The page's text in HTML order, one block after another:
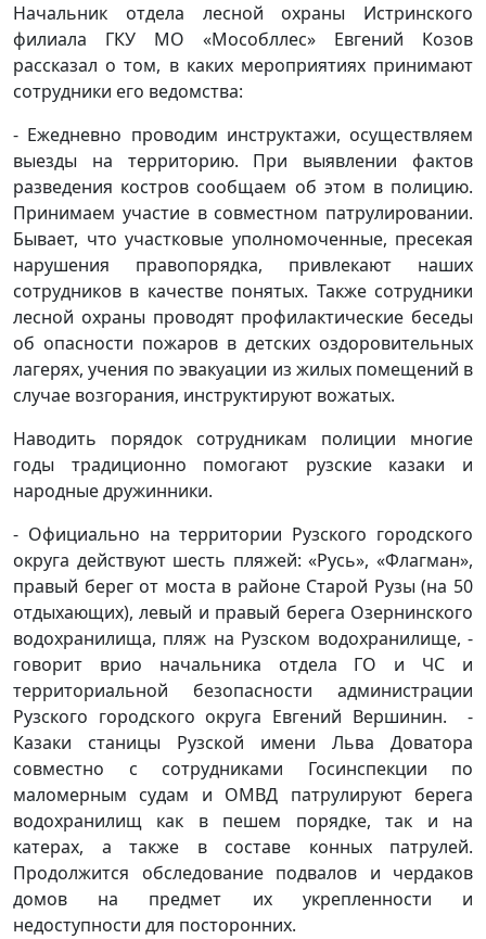
Начальник отдела лесной охраны Истринского
филиала ГКУ МО «Мособллес» Евгений Козов
рассказал о том, в каких мероприятиях принимают
сотрудники его ведомства:
- Ежедневно проводим инструктажи, осуществляем
выезды на территорию. При выявлении фактов
разведения костров сообщаем об этом в полицию.
Принимаем участие в совместном патрулировании.
Бывает, что участковые уполномоченные, пресекая
нарушения правопорядка, привлекают наших
сотрудников в качестве понятых. Также сотрудники
лесной охраны проводят профилактические беседы
об опасности пожаров в детских оздоровительных
лагерях, учения по эвакуации из жилых помещений в
случае возгорания, инструктируют вожатых.
Наводить порядок сотрудникам полиции многие
годы традиционно помогают рузские казаки и
народные дружинники.
- Официально на территории Рузского городского
округа действуют шесть пляжей: «Русь», «Флагман»,
правый берег от моста в районе Старой Рузы (на 50
отдыхающих), левый и правый берега Озернинского
водохранилища, пляж на Рузском водохранилище, -
говорит врио начальника отдела ГО и ЧС и
территориальной безопасности администрации
Рузского городского округа Евгений Вершинин. -
Казаки станицы Рузской имени Льва Доватора
совместно с сотрудниками Госинспекции по
маломерным судам и ОМВД патрулируют берега
водохранилищ как в пешем порядке, так и на
катерах, а также в составе конных патрулей.
Продолжится обследование подвалов и чердаков
домов на предмет их укрепленности и
недоступности для посторонних.